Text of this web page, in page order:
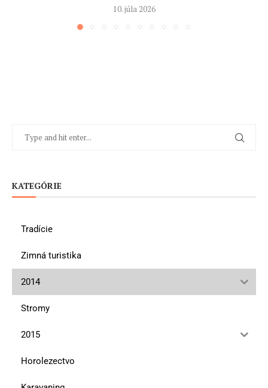
10. júla 2026
KATEGÓRIE
Tradície
Zimná turistika
2014
Stromy
2015
Horolezectvo